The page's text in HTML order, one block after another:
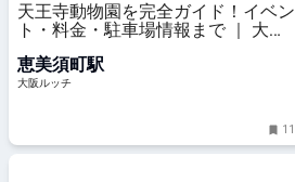
天王寺動物園を完全ガイド！イベン
ト・料金・駐車場情報まで ｜ 大阪
恵美須町駅
大阪ルッチ
11